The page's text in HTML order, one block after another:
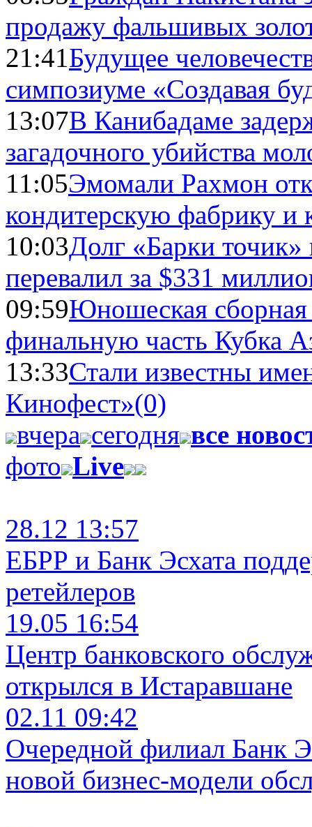
продажу фальшивых
21:41Будущее
симпозиуме «Создавая
13:07В Канибадаме
загадочного убийства
11:05Эмомали Рахмон
кондитерскую фабрику и
10:03Долг «Барки
перевалил за $331
09:59Юношеская
финальную часть Кубка
13:33Стали известны
Кинофест»(0)
вчера сегодня все
фото Live
28.12 13:57
ЕБРР и Банк Эсхата
ретейлеров
19.05 16:54
Центр банковского
открылся в Истаравшане
02.11 09:42
Очередной филиал Банк
новой бизнес-модели